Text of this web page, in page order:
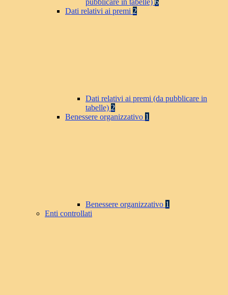
pubblicare in tabelle) 6
Dati relativi ai premi 2
Dati relativi ai premi (da pubblicare in
tabelle) 2
Benessere organizzativo 1
Benessere organizzativo 1
Enti controllati